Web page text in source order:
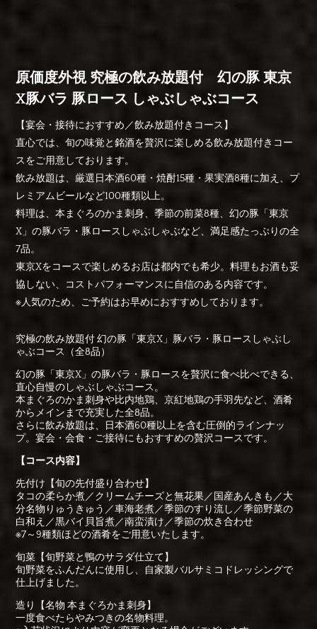
原価度外視 究極の飲み放題付 幻の豚 東京
X豚バラ 豚ロース しゃぶしゃぶコース
【宴会・接待におすすめ／飲み放題付きコース】
直心では、旬の味覚と銘酒を贅沢に楽しめる飲み放題付きコー
スをご用意しております。
飲み放題は、厳選日本酒60種・焼酎15種・果実酒8種に加え、プ
レミアムビールなど100種類以上。
料理は、本まぐろのかま刺身、季節の前菜8種、幻の豚「東京
X」の豚バラ・豚ロースしゃぶしゃぶなど、満足感たっぷりの全
7品。
東京Xをコースで楽しめるお店は都内でも希少。料理もお酒も妥
協しない、コストパフォーマンスに自信のある内容です。
※人気のため、ご予約はお早めにおすすめしております。
究極の飲み放題付 幻の豚「東京X」豚バラ・豚ロースしゃぶし
ゃぶコース（全8品）
幻の豚「東京X」の豚バラ・豚ロースを贅沢に食べ比べできる、
直心自慢のしゃぶしゃぶコース。
本まぐろのかま刺身や比内地鶏、京紅地鶏の手羽先など、酒肴
からメインまで充実した全8品。
さらに飲み放題は、日本酒60種以上を含む圧倒的ラインナッ
プ。宴会・会食・ご接待にもおすすめの贅沢コースです。
【コース内容】
先付け【旬の先付盛り合わせ】
タコの柔らか煮／クリームチーズと無花果／国産あんきも／大
分名物りゅうきゅう／車海老煮／季節のすり流し／季節野菜の
白和え／黒バイ貝旨煮／南蛮漬け／季節の炊き合わせ
※7～9種類ほどの酒肴をご用意いたします。
旬菜【旬野菜と鴨のサラダ仕立て】
旬野菜をふんだんに使用し、自家製バルサミコドレッシングで
仕上げました。
造り【名物 本まぐろかま刺身】
一度食べたらやみつきの名物料理。